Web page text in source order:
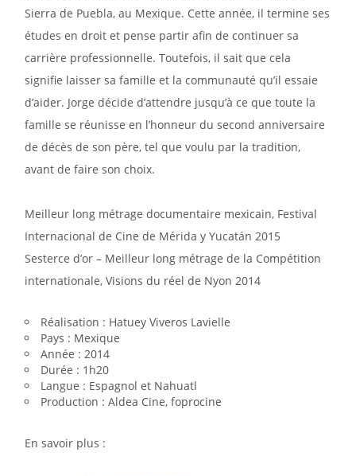
Sierra de Puebla, au Mexique. Cette année, il termine ses
études en droit et pense partir afin de continuer sa
carrière professionnelle. Toutefois, il sait que cela
signifie laisser sa famille et la communauté qu’il essaie
d’aider. Jorge décide d’attendre jusqu’à ce que toute la
famille se réunisse en l’honneur du second anniversaire
de décès de son père, tel que voulu par la tradition,
avant de faire son choix.
Meilleur long métrage documentaire mexicain, Festival
Internacional de Cine de Mérida y Yucatán 2015
Sesterce d’or – Meilleur long métrage de la Compétition
internationale, Visions du réel de Nyon 2014
Réalisation : Hatuey Viveros Lavielle
Pays : Mexique
Année : 2014
Durée : 1h20
Langue : Espagnol et Nahuatl
Production : Aldea Cine, foprocine
En savoir plus :